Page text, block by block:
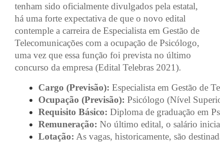
tenham sido oficialmente divulgados pela estatal,
há uma forte expectativa de que o novo edital
contemple a carreira de Especialista em Gestão de
Telecomunicações com a ocupação de Psicólogo,
uma vez que essa função foi prevista no último
concurso da empresa (Edital Telebras 2021).
Cargo (Previsão): Especialista em Gestão de
Ocupação (Previsão): Psicólogo (Nível
Requisito Básico: Diploma de graduação em
Remuneração: No último edital, o salário
Lotação: As vagas, historicamente, são